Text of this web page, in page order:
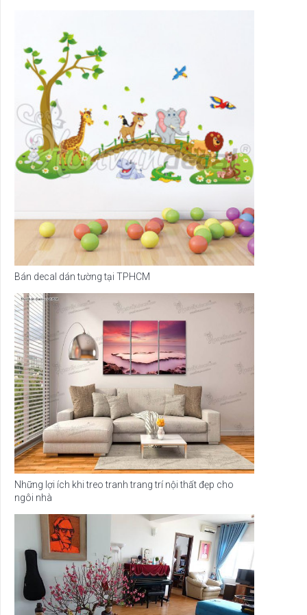
Bán decal dán tường tại TPHCM
Những lợi ích khi treo tranh trang trí nội thất đẹp cho
ngôi nhà